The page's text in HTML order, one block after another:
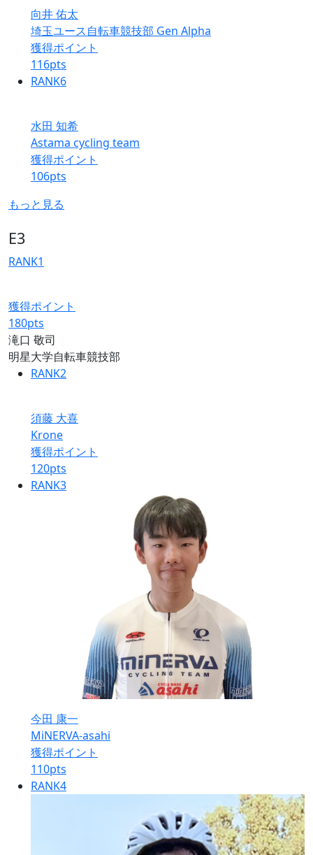
向井 佑太
埼玉ユース自転車競技部 Gen Alpha
獲得ポイント
116pts
RANK6
水田 知希
Astama cycling team
獲得ポイント
106pts
もっと見る
E3
RANK1
獲得ポイント
180pts
滝口 敬司
明星大学自転車競技部
RANK2
須藤 大喜
Krone
獲得ポイント
120pts
RANK3
今田 康一
MiNERVA-asahi
獲得ポイント
110pts
RANK4